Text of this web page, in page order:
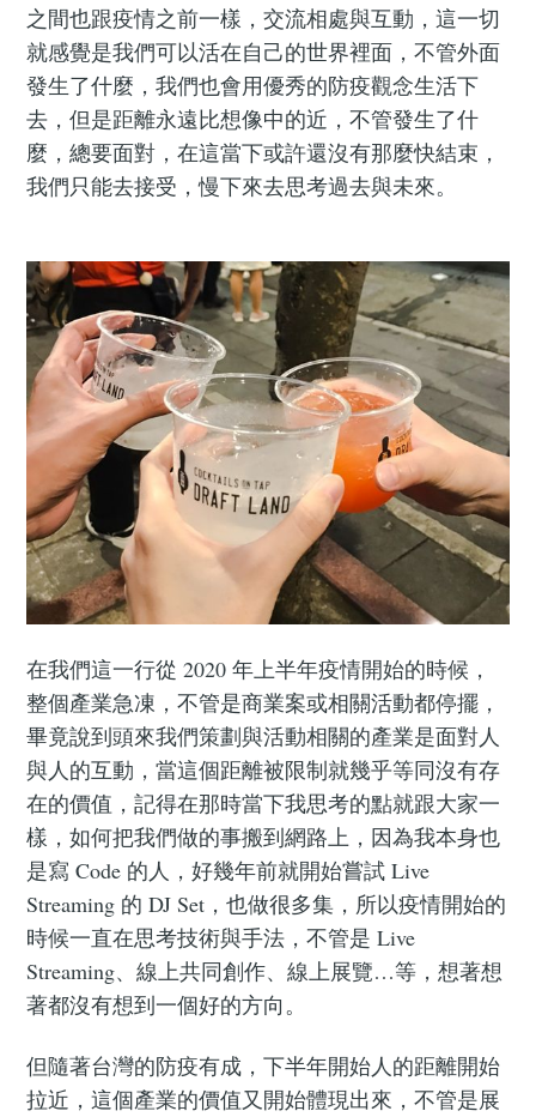
之間也跟疫情之前一樣，交流相處與互動，這一切
就感覺是我們可以活在自己的世界裡面，不管外面
發生了什麼，我們也會用優秀的防疫觀念生活下
去，但是距離永遠比想像中的近，不管發生了什
麼，總要面對，在這當下或許還沒有那麼快結束，
我們只能去接受，慢下來去思考過去與未來。
在我們這一行從 2020 年上半年疫情開始的時候，
整個產業急凍，不管是商業案或相關活動都停擺，
畢竟說到頭來我們策劃與活動相關的產業是面對人
與人的互動，當這個距離被限制就幾乎等同沒有存
在的價值，記得在那時當下我思考的點就跟大家一
樣，如何把我們做的事搬到網路上，因為我本身也
是寫 Code 的人，好幾年前就開始嘗試 Live
Streaming 的 DJ Set，也做很多集，所以疫情開始的
時候一直在思考技術與手法，不管是 Live
Streaming、線上共同創作、線上展覽…等，想著想
著都沒有想到一個好的方向。
但隨著台灣的防疫有成，下半年開始人的距離開始
拉近，這個產業的價值又開始體現出來，不管是展